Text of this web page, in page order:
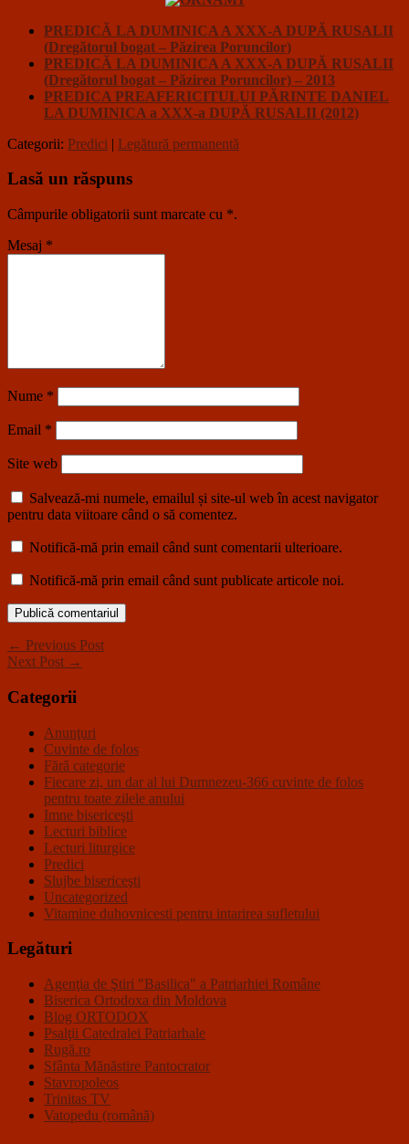
PREDICĂ LA DUMINICA A XXX-A DUPĂ RUSALII
(Dregătorul bogat – Păzirea Poruncilor)
PREDICĂ LA DUMINICA A XXX-A DUPĂ RUSALII
(Dregătorul bogat – Păzirea Poruncilor) – 2013
PREDICA PREAFERICITULUI PĂRINTE DANIEL
LA DUMINICA a XXX-a DUPĂ RUSALII (2012)
Categorii: Predici | Legătură permanentă
Lasă un răspuns
Câmpurile obligatorii sunt marcate cu *.
Mesaj *
Nume *
Email *
Site web
Salvează-mi numele, emailul și site-ul web în acest navigator
pentru data viitoare când o să comentez.
Notifică-mă prin email când sunt comentarii ulterioare.
Notifică-mă prin email când sunt publicate articole noi.
← Previous Post
Next Post →
Categorii
Anunţuri
Cuvinte de folos
Fără categorie
Fiecare zi, un dar al lui Dumnezeu-366 cuvinte de folos
pentru toate zilele anului
Imne bisericeşti
Lecturi biblice
Lecturi liturgice
Predici
Slujbe bisericeşti
Uncategorized
Vitamine duhovnicesti pentru intarirea sufletului
Legături
Agenţia de Ştiri "Basilica" a Patriarhiei Române
Biserica Ortodoxa din Moldova
Blog ORTODOX
Psalţii Catedralei Patriarhale
Rugă.ro
Sfânta Mănăstire Pantocrator
Stavropoleos
Trinitas TV
Vatopedu (română)